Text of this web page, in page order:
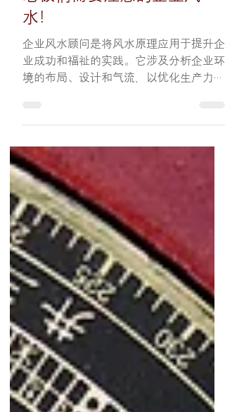
老板们需要注意的企业风
水！
盈利能力和整体和谐。 关键的企业风水
顾问方面包括： 办公室布局和设计: 优化
办公桌、工作站、会议室和其他空间的布
置，以促进积极的气流并提高生产力。
入口和接待区:...